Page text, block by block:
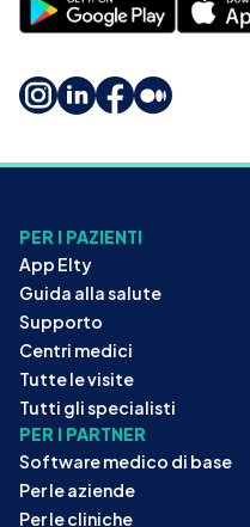
PER I PAZIENTI
App Elty
Guida alla salute
Supporto
Centri medici
Tutte le visite
Tutti gli specialisti
PER I PARTNER
Software medico di base
Per le aziende
Per le cliniche